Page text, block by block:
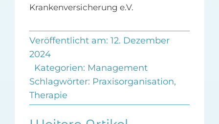
Krankenversicherung e.V.
Veröffentlicht am: 12. Dezember
2024
Kategorien: Management
Schlagwörter: Praxisorganisation,
Therapie